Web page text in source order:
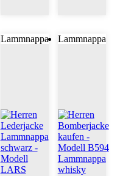
Lammnappa Lammnappa